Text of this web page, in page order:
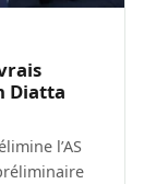
Diatta
l’AS